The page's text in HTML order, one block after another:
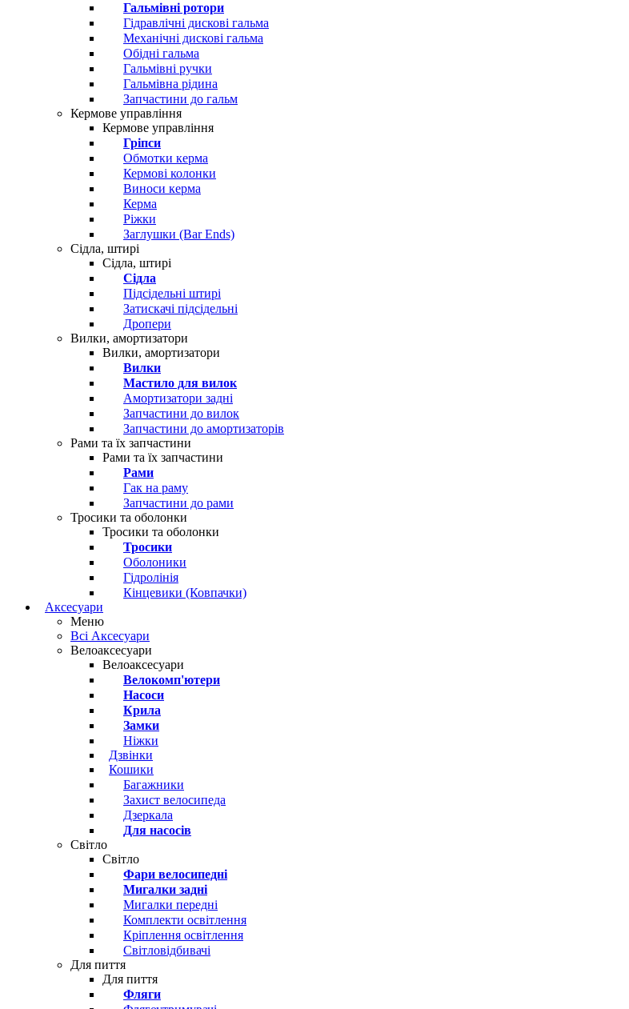
Гальмівні ротори
Гідравлічні дискові гальма
Механічні дискові гальма
Обідні гальма
Гальмівні ручки
Гальмівна рідина
Запчастини до гальм
Кермове управління
Кермове управління
Гріпси
Обмотки керма
Кермові колонки
Виноси керма
Керма
Ріжки
Заглушки (Bar Ends)
Сідла, штирі
Сідла, штирі
Сідла
Підсідельні штирі
Затискачі підсідельні
Дропери
Вилки, амортизатори
Вилки, амортизатори
Вилки
Мастило для вилок
Амортизатори задні
Запчастини до вилок
Запчастини до амортизаторів
Рами та їх запчастини
Рами та їх запчастини
Рами
Гак на раму
Запчастини до рами
Тросики та оболонки
Тросики та оболонки
Тросики
Оболоники
Гідролінія
Кінцевики (Ковпачки)
Аксесуари
Меню
Всі Аксесуари
Велоаксесуари
Велоаксесуари
Велокомп'ютери
Насоси
Крила
Замки
Ніжки
Дзвінки
Кошики
Багажники
Захист велосипеда
Дзеркала
Для насосів
Світло
Світло
Фари велосипедні
Мигалки задні
Мигалки передні
Комплекти освітлення
Кріплення освітлення
Світловідбивачі
Для пиття
Для пиття
Фляги